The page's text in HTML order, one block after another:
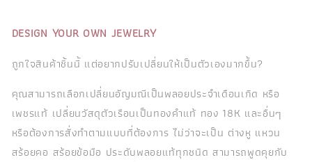
DESIGN YOUR OWN JEWELRY
ถูกใจสินค้าชิ้นนี้ แต่อยากปรับเปลี่ยนให้เป็นตัวเองมากขึ้น?
คุณสามารถเลือกเปลี่ยนอัญมณีเป็นพลอยประจำเดือนเกิด หรือ
เพชรแท้ เปลี่ยนวัสดุตัวเรือนเป็นทองคำแท้ ทอง 18K และอื่นๆ
หรือต้องการสั่งทำตามแบบที่ต้องการ ไม่ว่าจะเป็น ต่างหู แหวน
สร้อยคอ สร้อยข้อมือ ประดับพลอยแท้ทุกชนิด สามารถพูดคุยกับ